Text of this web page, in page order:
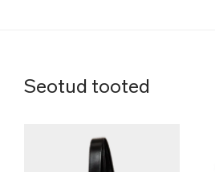
Seotud tooted